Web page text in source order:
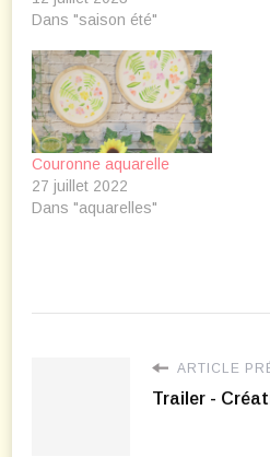
Dans "saison été"
Couronne aquarelle
27 juillet 2022
Dans "aquarelles"
ARTICLE
Trailer -